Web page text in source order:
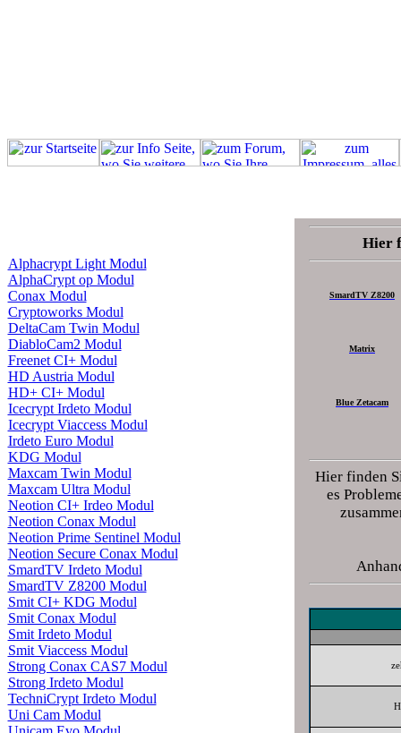
Alphacrypt Light Modul
AlphaCrypt op Modul
Conax Modul
Cryptoworks Modul
DeltaCam Twin Modul
DiabloCam2 Modul
Freenet CI+ Modul
HD Austria Modul
HD+ CI+ Modul
Icecrypt Irdeto Modul
Icecrypt Viaccess Modul
Irdeto Euro Modul
KDG Modul
Maxcam Twin Modul
Maxcam Ultra Modul
Neotion CI+ Irdeo Modul
Neotion Conax Modul
Neotion Prime Sentinel Modul
Neotion Secure Conax Modul
SmardTV Irdeto Modul
SmardTV Z8200 Modul
Smit CI+ KDG Modul
Smit Conax Modul
Smit Irdeto Modul
Smit Viaccess Modul
Strong Conax CAS7 Modul
Strong Irdeto Modul
TechniCrypt Irdeto Modul
Uni Cam Modul
Hier
SmardTV Z8200
Matrix
Blue Zetacam
Hier finden
es